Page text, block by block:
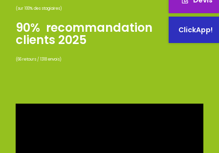
ClickApp!
(sur 100% des stagiaires)
90% recommandation
clients 2025
(66 retours / 1318 envois)